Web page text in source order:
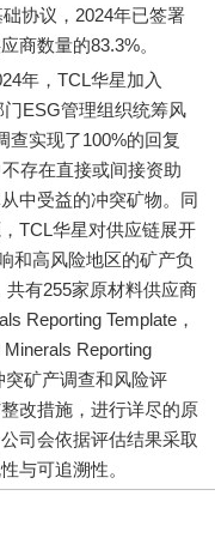
协议，2024年已签署
商数量的83.3%。
年，TCL华星加入
门ESG管理组织统筹风
查实现了100%的回复
存在直接或间接资助
中受益的冲突矿物。同
TCL华星对供应链展开
和高风险地区的矿产负
有255家原材料供应商
Reporting Template，
Reporting
突矿产调查和风险评
改措施，进行详尽的原
司会依据评估结果采取
与可追溯性。